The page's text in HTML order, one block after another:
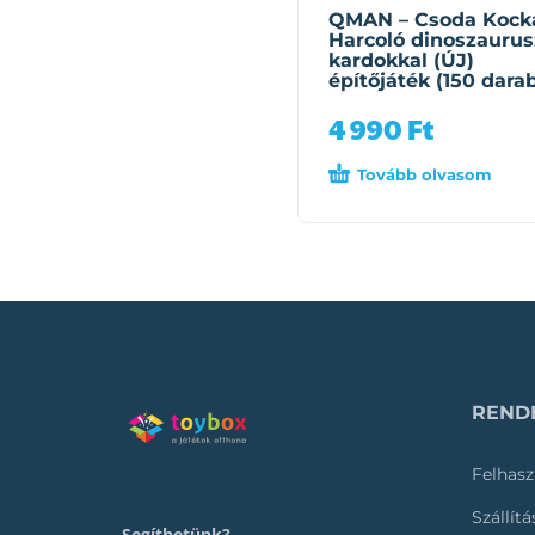
QMAN – Csoda
Harcoló
kardokkal (ÚJ)
építőjáték (150
4 990Ft
Tovább olvasom